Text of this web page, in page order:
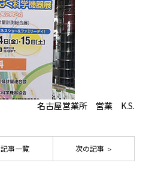
名古屋営業所 営業 K.S.
次の記事
記事一覧